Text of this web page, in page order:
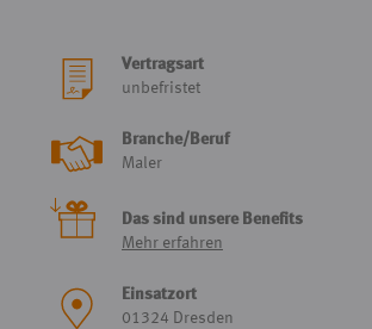
Vertragsart
unbefristet
Branche/Beruf
Maler
Das sind unsere Benefits
Mehr erfahren
Einsatzort
01324 Dresden